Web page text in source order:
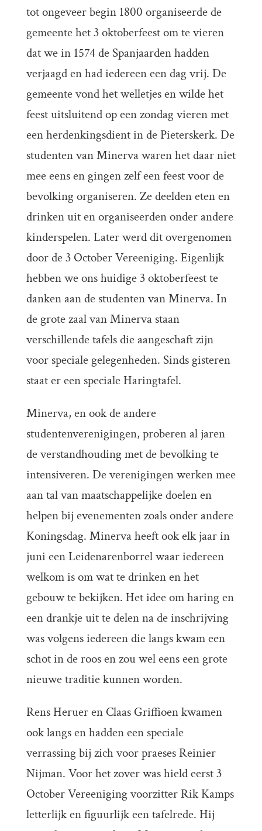
tot ongeveer begin 1800 organiseerde de
gemeente het 3 oktoberfeest om te vieren
dat we in 1574 de Spanjaarden hadden
verjaagd en had iedereen een dag vrij. De
gemeente vond het welletjes en wilde het
feest uitsluitend op een zondag vieren met
een herdenkingsdient in de Pieterskerk. De
studenten van Minerva waren het daar niet
mee eens en gingen zelf een feest voor de
bevolking organiseren. Ze deelden eten en
drinken uit en organiseerden onder andere
kinderspelen. Later werd dit overgenomen
door de 3 October Vereeniging. Eigenlijk
hebben we ons huidige 3 oktoberfeest te
danken aan de studenten van Minerva. In
de grote zaal van Minerva staan
verschillende tafels die aangeschaft zijn
voor speciale gelegenheden. Sinds gisteren
staat er een speciale Haringtafel.
Minerva, en ook de andere
studentenverenigingen, proberen al jaren
de verstandhouding met de bevolking te
intensiveren. De verenigingen werken mee
aan tal van maatschappelijke doelen en
helpen bij evenementen zoals onder andere
Koningsdag. Minerva heeft ook elk jaarin
juni een Leidenarenborrelwaar iedereen
welkom is om wat te drinken en het
gebouw te bekijken. Het idee om haring en
een drankje uit te delen na de inschrijving
was volgens iedereen die langs kwam een
schot in de roos en zou wel eens een grote
nieuwe traditie kunnen worden.
Rens Heruer en Claas Griffioen kwamen
ook langs en hadden een speciale
verrassing bij zich voor praeses Reinier
Nijman. Voor het zover was hield eerst 3
October Vereeniging voorzitter Rik Kamps
letterlijk en figuurlijk een tafelrede. Hij